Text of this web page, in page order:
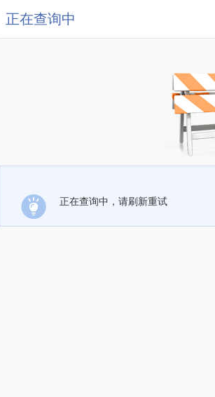
正在查询中
正在查询中，请刷新重试